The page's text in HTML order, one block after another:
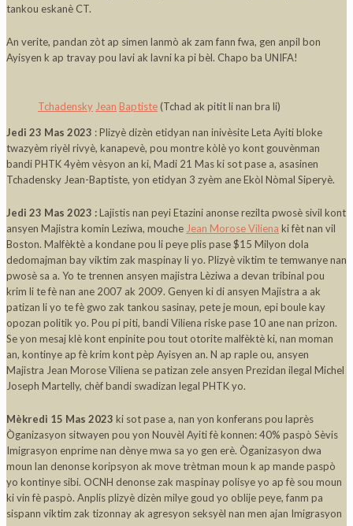
tankou eskanè CT.
An verite, pandan zòt ap simen lanmò ak zam fann fwa, gen anpil bon
Ayisyen k ap travay pou lavi ak lavni ka pi bèl. Chapo ba UNIFA!
Tchadensky Jean Baptiste (Tchad ak pitit li nan bra li)
Jedi 23 Mas 2023 : Plizyè dizèn etidyan nan inivèsite Leta Ayiti bloke
twazyèm riyèl rivyè, kanapevè, pou montre kòlè yo kont gouvènman
bandi PHTK 4yèm vèsyon an ki, Madi 21 Mas ki sot pase a, asasinen
Tchadensky Jean-Baptiste, yon etidyan 3 zyèm ane Ekòl Nòmal Siperyè.
Jedi 23 Mas 2023 :Lajistis nan peyi Etazini anonse rezilta pwosè sivil kont
ansyen Majistra komin Leziwa, mouche Jean Morose Viliena ki fèt nan vil
Boston. Malfèktè a kondane pou li peye plis pase $15 Milyon dola
dedomajman bay viktim zak maspinay li yo. Plizyè viktim te temwanye nan
pwosè sa a. Yo te trennen ansyen majistra Lèziwa a devan tribinal pou
krim li te fè nan ane 2007 ak 2009. Genyen ki di ansyen Majistra a ak
patizan li yo te fè gwo zak tankou sasinay, pete je moun, epi boule kay
opozan politik yo. Pou pi piti, bandi Viliena riske pase 10 ane nan prizon.
Se yon mesaj klè kont enpinite pou tout otorite malfèktè ki, nan moman
an, kontinye ap fè krim kont pèp Ayisyen an. N ap raple ou, ansyen
Majistra Jean Morose Viliena se patizan zele ansyen Prezidan ilegal Michel
Joseph Martelly, chèf bandi swadizan legal PHTK yo.
Mèkredi 15 Mas 2023 ki sot pase a, nan yon konferans pou laprès
Òganizasyon sitwayen pou yon Nouvèl Ayiti fè konnen: 40% paspò Sèvis
Imigrasyon enprime nan dènye mwa sa yo gen erè. Òganizasyon dwa
moun lan denonse koripsyon ak move trètman moun k ap mande paspò
yo kontinye sibi. OCNH denonse zak maspinay polisye yo ap fè sou moun
ki vin fè paspò. Anplis plizyè dizèn milye goud yo oblije peye, fanm pa
sispann viktim zak tizonnay ak agresyon seksyèl nan men ajan Imigrasyon